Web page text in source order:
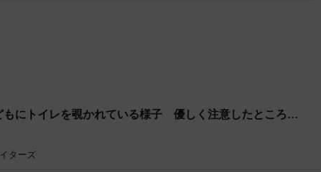
覗かれたら許す？許さない？」というアンケート機能付きの
ートには合計3万近い票数が集まり、結果は以下のようにな
男性・男児 許さない」が22.5%、「女性・女児 許す」が
もにトイレを覗かれている様子 優しく注意したところ…
ターズ